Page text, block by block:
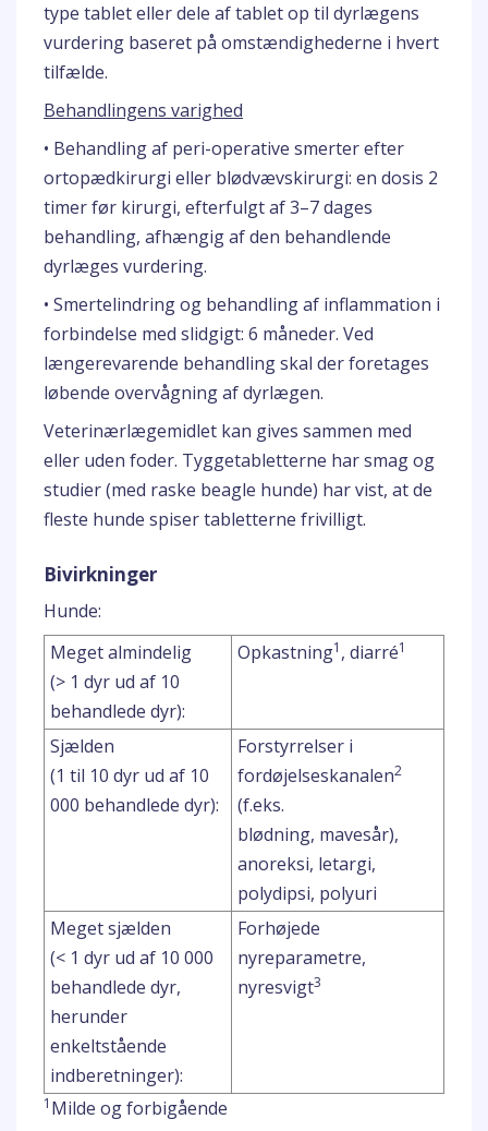
type tablet eller dele af tablet op til dyrlægens
vurdering baseret på omstændighederne i hvert
tilfælde.
Behandlingens varighed
• Behandling af peri-operative smerter efter
ortopædkirurgi eller blødvævskirurgi: en dosis 2
timer før kirurgi, efterfulgt af 3–7 dages
behandling, afhængig af den behandlende
dyrlæges vurdering.
• Smertelindring og behandling af inflammation i
forbindelse med slidgigt: 6 måneder. Ved
længerevarende behandling skal der foretages
løbende overvågning af dyrlægen.
Veterinærlægemidlet kan gives sammen med
eller uden foder. Tyggetabletterne har smag og
studier (med raske beagle hunde) har vist, at de
fleste hunde spiser tabletterne frivilligt.
Bivirkninger
Hunde:
Meget almindelig
(> 1 dyr ud af 10
behandlede dyr):
Opkastning1 , diarré1
Sjælden
(1 til 10 dyr ud af 10
000 behandlede dyr):
Forstyrrelser i
fordøjelseskanalen2
(f.eks.
blødning, mavesår),
anoreksi, letargi,
polydipsi, polyuri
Meget sjælden
(< 1 dyr ud af 10 000
behandlede dyr,
herunder
enkeltstående
indberetninger):
Forhøjede
nyreparametre,
nyresvigt3
1 Milde og forbigående